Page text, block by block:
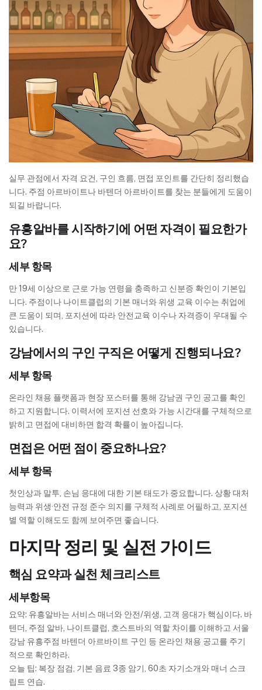
실무 관점에서 자격 요건, 구인 흐름, 면접 포인트를 간단히 정리했습
니다. 주점 아르바이트나 바텐더 아르바이트를 찾는 분들에게 도움이
되길 바랍니다.
유흥알바를 시작하기에 어떤 자격이 필요한가
요?
세부 항목
만 19세 이상으로 근로 가능 연령을 충족하고 신분증 확인이 기본입
니다. 주점이나 나이트클럽의 기본 매너와 위생 교육 이수는 취업에
큰 도움이 되며, 포지션에 따라 안전교육 이수나 자격증이 우대될 수
있습니다.
강남에서의 구인 구직은 어떻게 진행되나요?
세부 항목
온라인 채용 플랫폼과 현장 포스터를 통해 강남권 구인 공고를 확인
하고 지원합니다. 이력서에 포지션 선호와 가능 시간대를 구체적으로
밝히고 면접에 대비하면 합격 확률이 높아집니다.
면접은 어떤 점이 중요하나요?
세부 항목
첫인상과 말투, 손님 응대에 대한 기본 태도가 중요합니다. 상황 대처
능력과 위생·안전 규정 준수 의지를 구체적 사례로 어필하고, 포지션
별 역할 이해도도 함께 보여주면 좋습니다.
마지막 정리 및 실전 가이드
핵심 요약과 실천 체크리스트
세부항목
요약: 유흥알바는 서비스 매너와 안전/위생, 고객 응대가 핵심이다. 바
텐더, 주점 알바, 나이트클럽, 호스트바의 역할 차이를 이해하고 서울
강남 유흥주점 바텐더 아르바이트 구인 등 온라인 채용 공고를 주기
적으로 확인하라.
오늘 팁: 복장 점검, 기본 음료 3종 암기, 60초 자기소개와 매너 스크
립트 연습.